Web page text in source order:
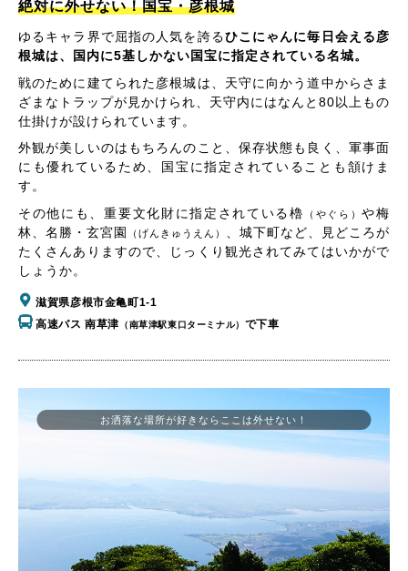
絶対に外せない！国宝・彦根城
ゆるキャラ界で屈指の人気を誇るひこにゃんに毎日会える彦
根城は、国内に5基しかない国宝に指定されている名城。
戦のために建てられた彦根城は、天守に向かう道中からさま
ざまなトラップが見かけられ、天守内にはなんと80以上もの
仕掛けが設けられています。
外観が美しいのはもちろんのこと、保存状態も良く、軍事面
にも優れているため、国宝に指定されていることも頷けま
す。
その他にも、重要文化財に指定されている櫓
（やぐら）や梅
林、名勝・玄宮園
（げんきゅうえん）
、城下町など、見どころが
たくさんありますので、じっくり観光されてみてはいかがで
しょうか。
滋賀県彦根市金亀町1-1
高速バス 南草津 （南草津駅東口ターミナル） で下車
お洒落な場所が好きならここは外せない！